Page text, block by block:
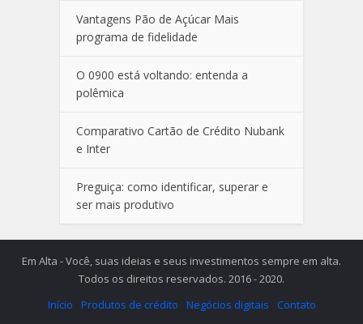
Vantagens Pão de Açúcar Mais
programa de fidelidade
O 0900 está voltando: entenda a
polêmica
Comparativo Cartão de Crédito Nubank
e Inter
Preguiça: como identificar, superar e
ser mais produtivo
Em Alta - Você, suas ideias e seus investimentos sempre em alta.
Todos os direitos reservados. 2016 - 2020.
Início
Produtos de crédito Negócios digitais Contato